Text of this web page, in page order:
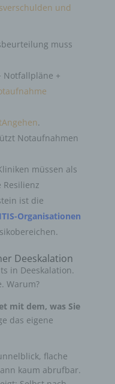
und
muss
Notfallpläne +
.
Notaufnahmen
müssen als
ist die
Organisationen
Deeskalation
in Deeskalation.
Warum?
mit dem, was Sie
das eigene
flache
kaum abrufbar.